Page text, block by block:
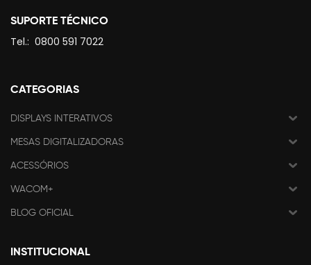
SUPORTE TÉCNICO
Tel.: 0800 591 7022
CATEGORIAS
DISPLAYS INTERATIVOS
MESAS DIGITALIZADORAS
ACESSÓRIOS
WACOM+
BLOG OFICIAL
INSTITUCIONAL